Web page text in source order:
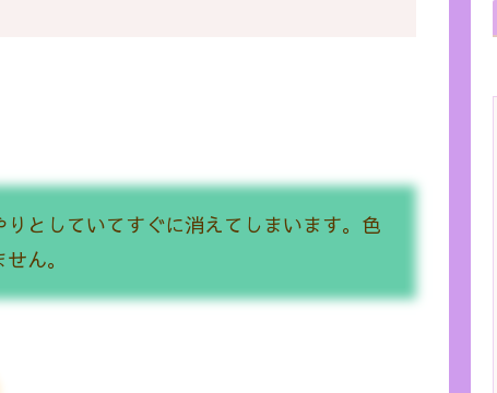
としていてすぐに消えてしまいます。色
ん。